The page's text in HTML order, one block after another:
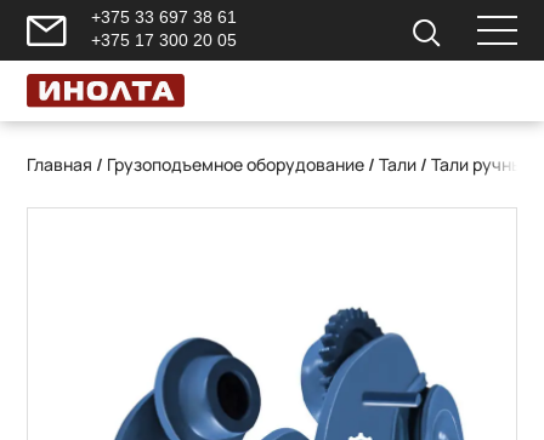
+375 33 697 38 61
+375 17 300 20 05
Главная / Грузоподъемное оборудование /Тали /Тали ручные